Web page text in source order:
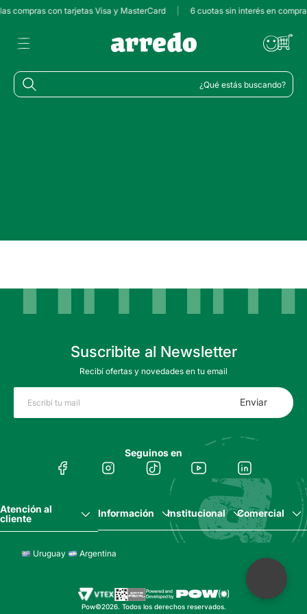
compras con tarjetas Visa y MasterCard 6 cuotas sin interés en
¿Qué estás buscando?
Suscribite al Newsletter
Recibí ofertas y novedades en tu email
Enviar
Seguinos en
Atención al
cliente
Información Institucional Comercial
Uruguay Argentina
Pow©2026. Todos los derechos reservados.